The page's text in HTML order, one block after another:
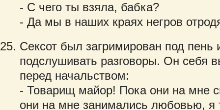
- С чего ты взяла, бабка?
- Да мы в наших краях негров
Сексот был загримирован под пень
подслушивать разговоры. Он себя
перед начальством:
- Товарищ майор! Пока они на мне
они на мне занимались любовью, я